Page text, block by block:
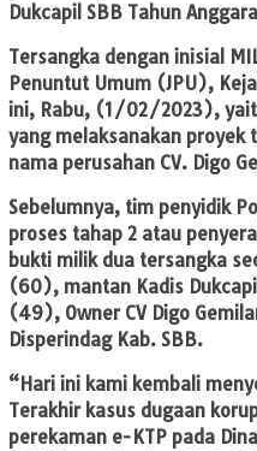
Dukcapil SBB Tahun
Tersangka dengan inisial
Penuntut Umum (JPU),
ini, Rabu, (1/02/2023),
yang melaksanakan proyek
nama perusahan CV. Digo
Sebelumnya, tim penyidik
proses tahap 2 atau
bukti milik dua tersangka
(60), mantan Kadis
(49), Owner CV Digo
Disperindag Kab. SBB.
“Hari ini kami kembali
Terakhir kasus dugaan
perekaman e-KTP pada